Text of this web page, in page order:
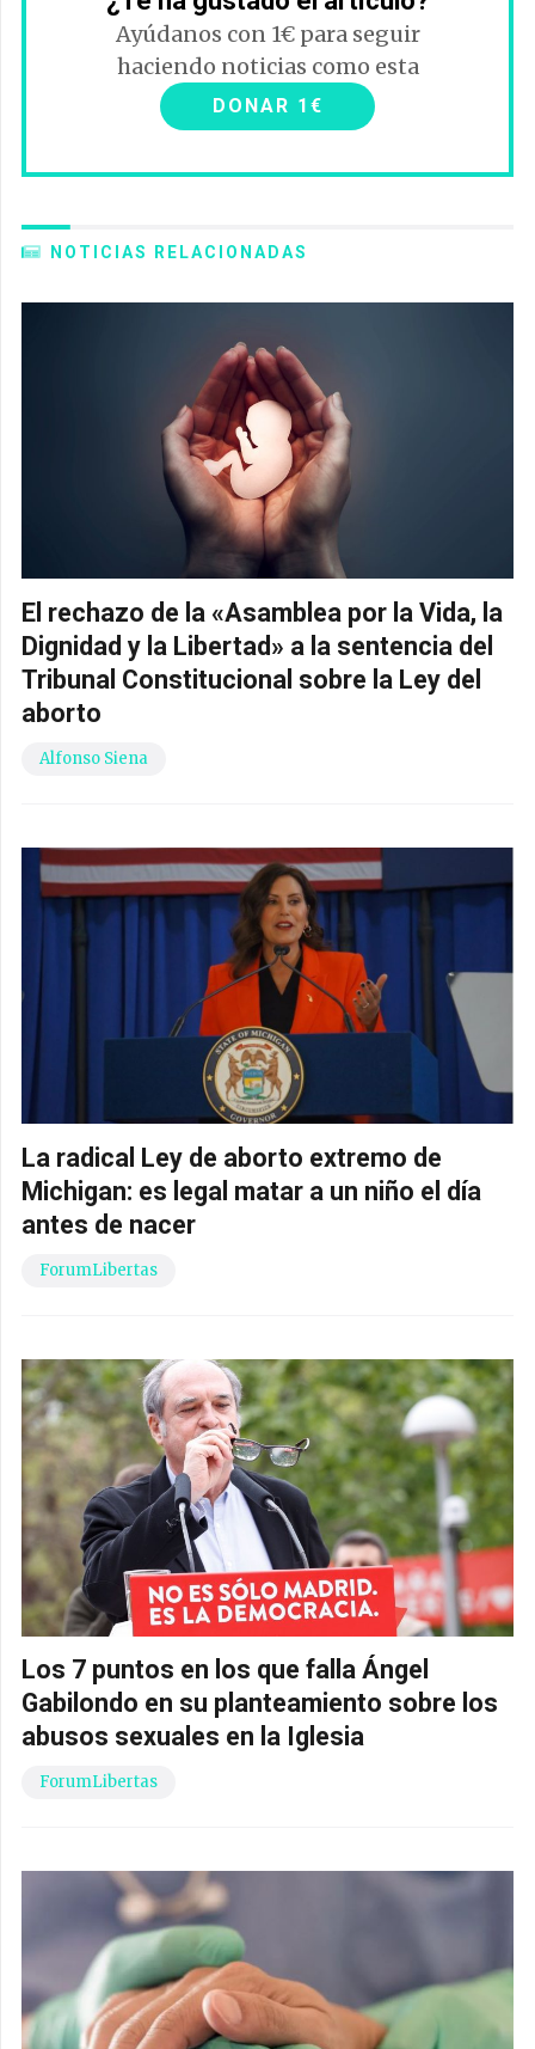
Ayúdanos con 1€ para seguir
haciendo noticias como esta
DONAR 1€
NOTICIAS RELACIONADAS
El rechazo de la «Asamblea por la Vida, la
Dignidad y la Libertad» a la sentencia del
Tribunal Constitucional sobre la Ley del
aborto
Alfonso Siena
La radical Ley de aborto extremo de
Michigan: es legal matar a un niño el día
antes de nacer
ForumLibertas
Los 7 puntos en los que falla Ángel
Gabilondo en su planteamiento sobre los
abusos sexuales en la Iglesia
ForumLibertas